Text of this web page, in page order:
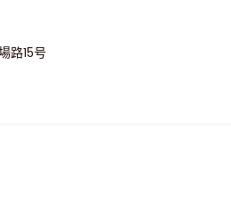
路15号